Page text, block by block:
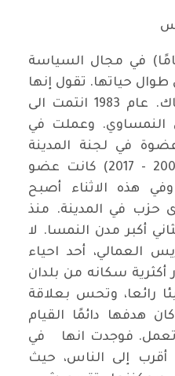
إلك كهر (62 عامًا) في مجال السياسة
حياتها. تقول إنها
قريبة جدًا من الناس هناك. عام 1983 انتمت الى
وعملت في
(1985 - 2004 عضوة في لجنة المدينة
الحزبية. وفي سنوات (2005 - 2017) كانت عضو
هذه الاثناء أصبح
حزب في المدينة. منذ
أكبر مدن النمسا. لا
أحد احياء
أكثرية سكانه من بلدان
رائعا، وتحس بعلاقة
هدفها دائمًا القيام
فوجدت انها في
أقرب إلى الناس، حيث